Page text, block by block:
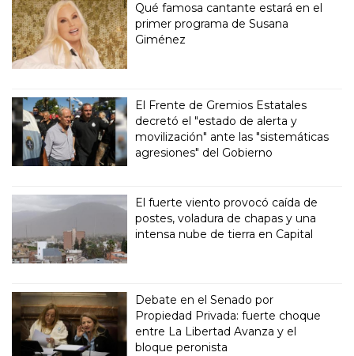
Qué famosa cantante estará en el
primer programa de Susana
Giménez
El Frente de Gremios Estatales
decretó el "estado de alerta y
movilización" ante las "sistemáticas
agresiones" del Gobierno
El fuerte viento provocó caída de
postes, voladura de chapas y una
intensa nube de tierra en Capital
Debate en el Senado por
Propiedad Privada: fuerte choque
entre La Libertad Avanza y el
bloque peronista